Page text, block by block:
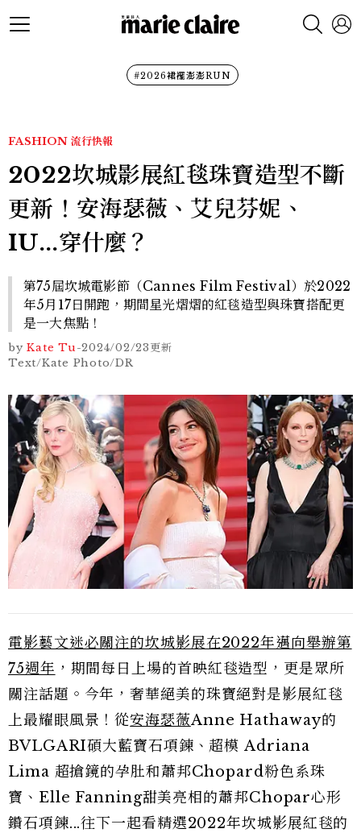
#2026裙襬澎澎RUN
FASHION 流行快報
2022坎城影展紅毯珠寶造型不斷
更新！安海瑟薇、艾兒芬妮、
IU...穿什麼？
第75屆坎城電影節（Cannes Film Festival）於2022
年5月17日開跑，期間星光熠熠的紅毯造型與珠寶搭配更
是一大焦點！
by Kate Tu-2024/02/23更新
Text/Kate Photo/DR
電影藝文迷必關注的坎城影展在2022年邁向舉辦第
75週年 ，期間每日上場的首映紅毯造型，更是眾所
關注話題。今年，奢華絕美的珠寶絕對是影展紅毯
上最耀眼風景！從安海瑟薇Anne Hathaway的
BVLGARI碩大藍寶石項鍊、超模 Adriana
Lima 超搶鏡的孕肚和蕭邦Chopard粉色系珠
寶、Elle Fanning甜美亮相的蕭邦Chopar心形
鑽石項鍊...往下一起看精選2022年坎城影展紅毯的